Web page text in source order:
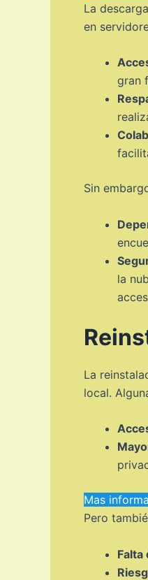
La
en
gran
Sin
la
La
local.
Mas
Pero
Falta